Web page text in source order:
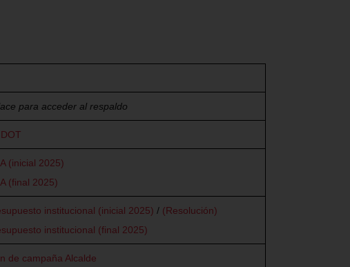
para acceder al respaldo
(inicial 2025)
(final 2025)
institucional (inicial 2025) / (Resolución)
institucional (final 2025)
de campaña Alcalde